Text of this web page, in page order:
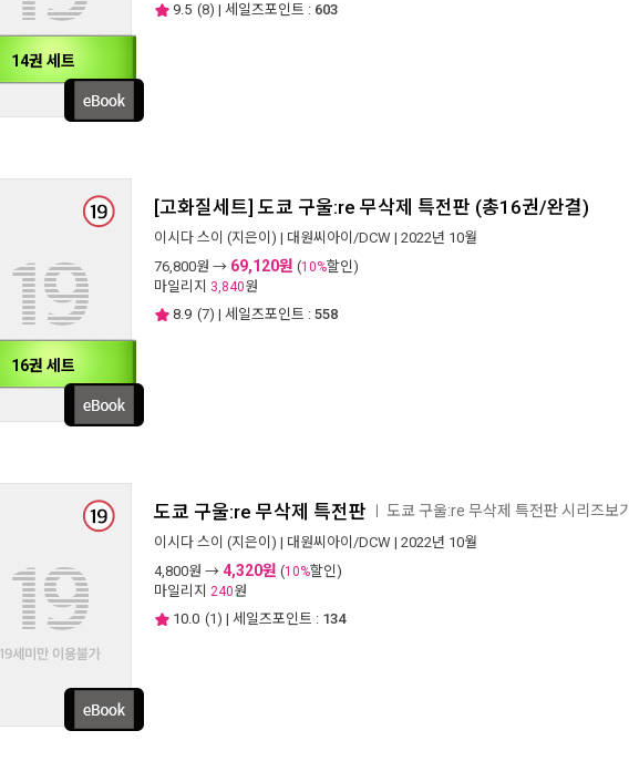
14권 세트
9.5 (8) | 세일즈포인트 : 603
16권 세트
[고화질세트] 도쿄 구울:re 무삭제 특전판 (총16권/완결)
이시다 스이 (지은이) | 대원씨아이/DCW | 2022년 10월
76,800원 → 69,120원 (10%할인)
마일리지 3,840원
8.9 (7) | 세일즈포인트 : 558
도쿄 구울:re 무삭제 특전판 도쿄 구울:re 무삭제 특전판 시리즈보기
이시다 스이 (지은이) | 대원씨아이/DCW | 2022년 10월
4,800원 → 4,320원 (10%할인)
마일리지 240원
10.0 (1) | 세일즈포인트 : 134